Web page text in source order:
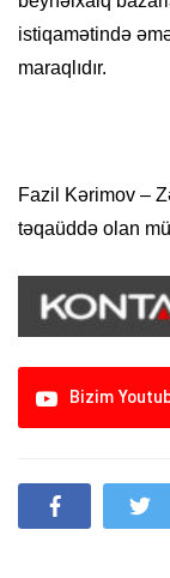
istiqamətində
maraqlıdır.
Fazil Kərimov –
təqaüddə olan
Bizim